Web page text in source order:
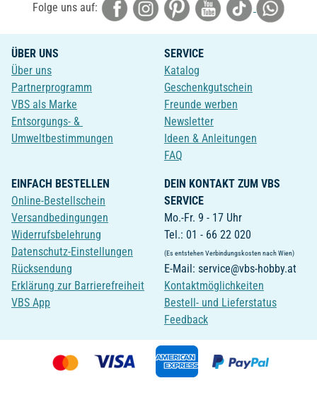
Folge uns auf:
ÜBER UNS
Über uns
Partnerprogramm
VBS als Marke
Entsorgungs- &
Umweltbestimmungen
SERVICE
Katalog
Geschenkgutschein
Freunde werben
Newsletter
Ideen & Anleitungen
FAQ
EINFACH BESTELLEN
Online-Bestellschein
Versandbedingungen
Widerrufsbelehrung
Datenschutz-Einstellungen
Rücksendung
Erklärung zur Barrierefreiheit
VBS App
DEIN KONTAKT ZUM VBS
SERVICE
Mo.-Fr. 9 - 17 Uhr
Tel.: 01 - 66 22 020
(Es entstehen Verbindungskosten nach Wien)
E-Mail: service@vbs-hobby.at
Kontaktmöglichkeiten
Bestell- und Lieferstatus
Feedback